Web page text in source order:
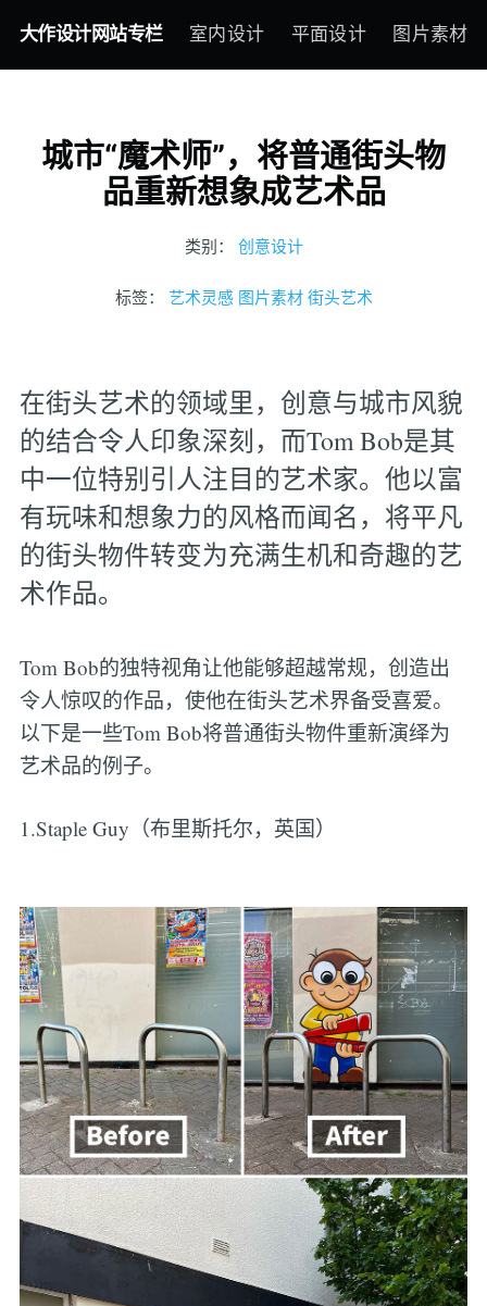
大作设计网站专栏 室内设计 平面设计 图片素材
城市“魔术师”，将普通街头物
品重新想象成艺术品
类别： 创意设计
标签： 艺术灵感 图片素材 街头艺术
在街头艺术的领域里，创意与城市风貌
的结合令人印象深刻，而Tom Bob是其
中一位特别引人注目的艺术家。他以富
有玩味和想象力的风格而闻名，将平凡
的街头物件转变为充满生机和奇趣的艺
术作品。
Tom Bob的独特视角让他能够超越常规，创造出
令人惊叹的作品，使他在街头艺术界备受喜爱。
以下是一些Tom Bob将普通街头物件重新演绎为
艺术品的例子。
1.Staple Guy（布里斯托尔，英国）